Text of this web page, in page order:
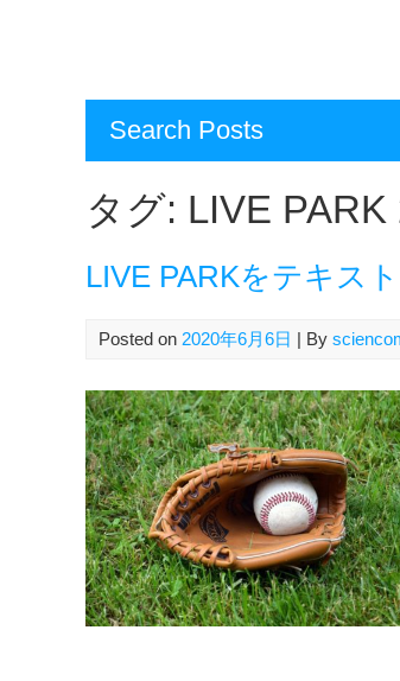
Search Posts
タグ: LIVE PARK
LIVE PARKをテキス
Posted on 2020年6月6日 | By